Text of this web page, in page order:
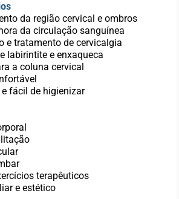
da região cervical e ombros
da circulação sanguínea
e tratamento de cervicalgia
labirintite e enxaqueca
a coluna cervical
fácil de higienizar
terapêuticos
e estético